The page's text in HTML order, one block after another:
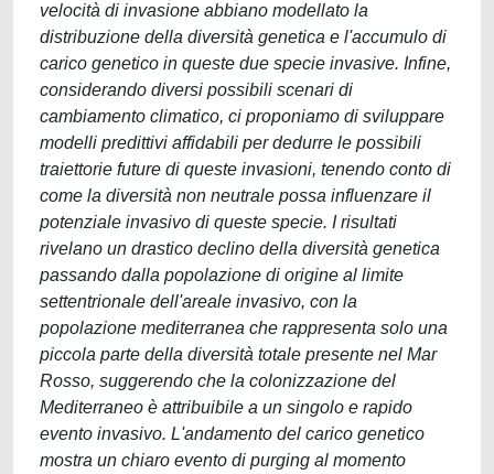
velocità di invasione abbiano modellato la
distribuzione della diversità genetica e l'accumulo di
carico genetico in queste due specie invasive. Infine,
considerando diversi possibili scenari di
cambiamento climatico, ci proponiamo di sviluppare
modelli predittivi affidabili per dedurre le possibili
traiettorie future di queste invasioni, tenendo conto di
come la diversità non neutrale possa influenzare il
potenziale invasivo di queste specie. I risultati
rivelano un drastico declino della diversità genetica
passando dalla popolazione di origine al limite
settentrionale dell'areale invasivo, con la
popolazione mediterranea che rappresenta solo una
piccola parte della diversità totale presente nel Mar
Rosso, suggerendo che la colonizzazione del
Mediterraneo è attribuibile a un singolo e rapido
evento invasivo. L'andamento del carico genetico
mostra un chiaro evento di purging al momento